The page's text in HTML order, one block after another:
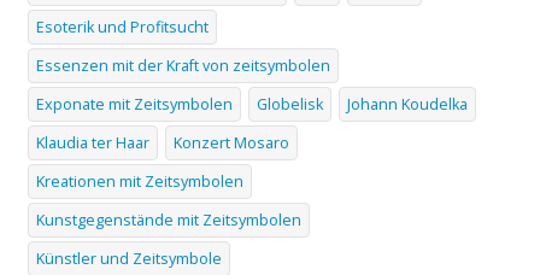
Esoterik und Profitsucht
Essenzen mit der Kraft von zeitsymbolen
Exponate mit Zeitsymbolen
Globelisk
Johann Koudelka
Klaudia ter Haar
Konzert Mosaro
Kreationen mit Zeitsymbolen
Kunstgegenstände mit Zeitsymbolen
Künstler und Zeitsymbole